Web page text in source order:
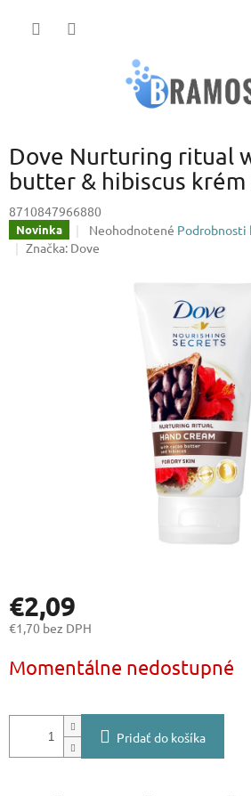
Dove Nurturing ritual
butter & hibiscus
8710847966880
Novinka
Priemerné
hodnotenie
Neohodnotené Podrobnosti
Značka: Dove
€2,09
€1,70 bez DPH
cena:
Momentálne nedostupné
Pridať do košíka